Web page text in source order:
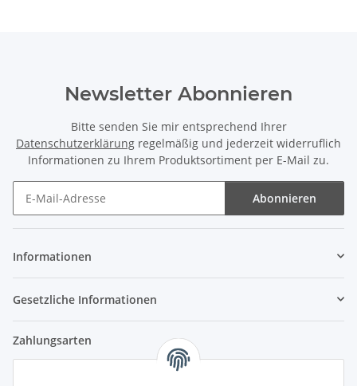
Newsletter Abonnieren
Bitte senden Sie mir entsprechend Ihrer
Datenschutzerklärung regelmäßig und jederzeit widerruflich
Informationen zu Ihrem Produktsortiment per E-Mail zu.
Abonnieren
Informationen
Gesetzliche Informationen
Zahlungsarten